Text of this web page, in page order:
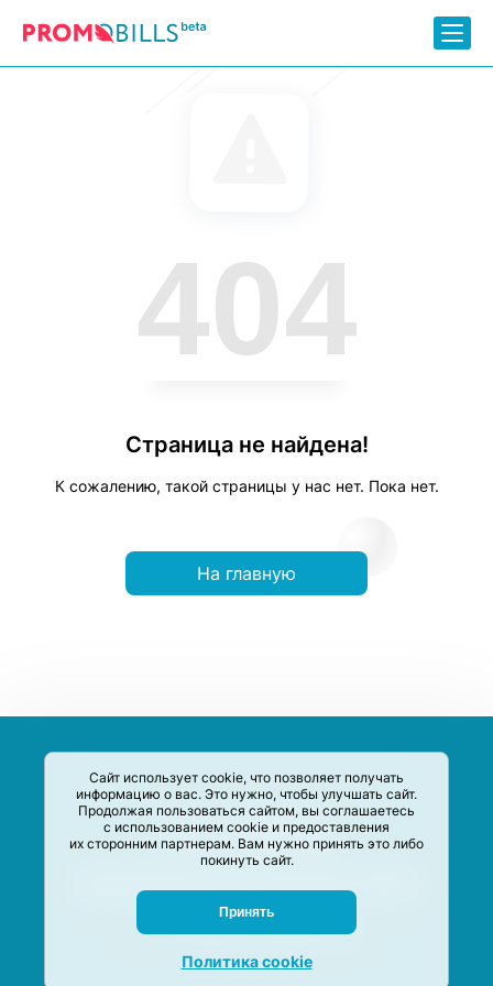
Сайт использует cookie, что позволяет получать
информацию о вас. Это нужно, чтобы улучшать сайт.
Продолжая пользоваться сайтом, вы соглашаетесь
с использованием cookie и предоставления
их сторонним партнерам. Вам нужно принять это либо
покинуть сайт.
Принять
Политика cookie
404
Страница не найдена!
К сожалению, такой страницы у нас нет. Пока нет.
На главную
систематизации акций и скидок на товары и услуги в РФ
Задать вопрос
© M-Social production 2020 –2026